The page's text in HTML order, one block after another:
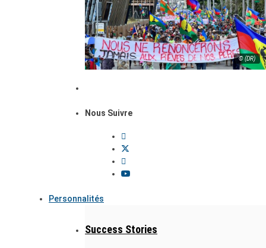
© (DR)
Nous Suivre
Personnalités
Success Stories